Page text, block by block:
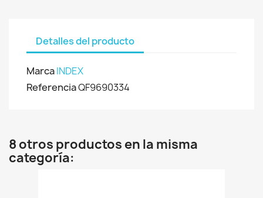
Detalles del producto
MarcaINDEX
ReferenciaQF9690334
8 otros productos en la misma
categoría: